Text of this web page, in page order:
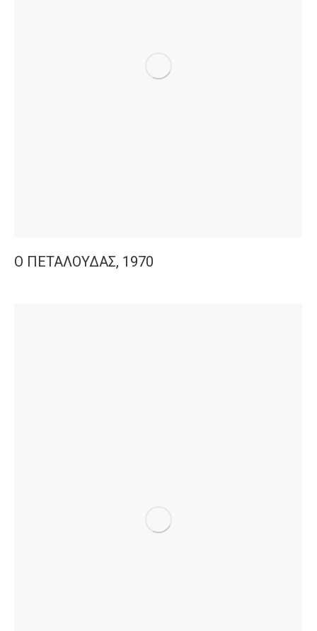
Ο ΠΕΤΑΛΟΥΔΑΣ, 1970